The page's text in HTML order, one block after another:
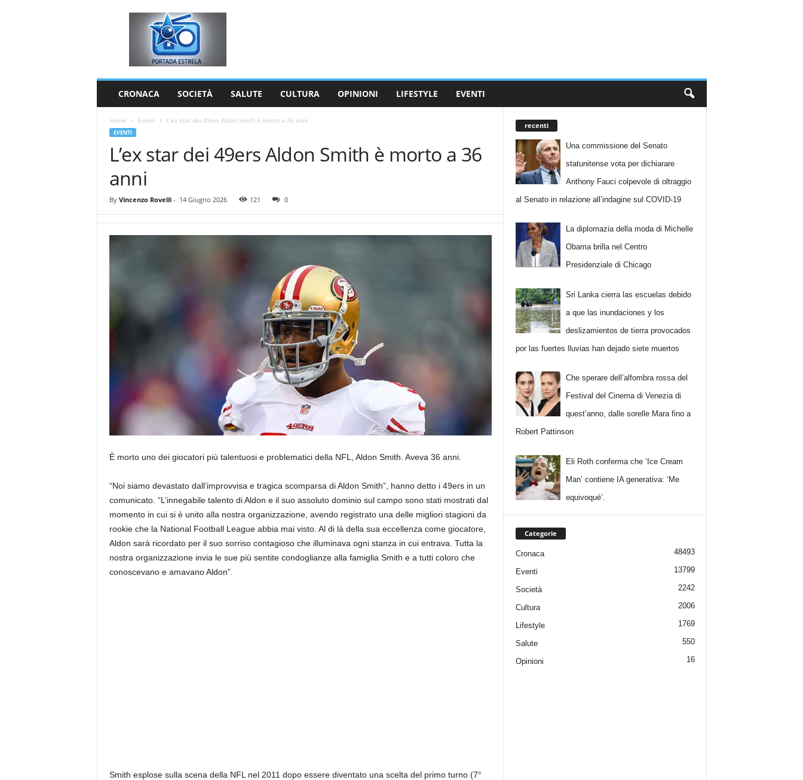
CRONACA SOCIETÀ SALUTE CULTURA OPINIONI LIFESTYLE EVENTI
Home Eventi L’ex star dei 49ers Aldon Smith è morto a 36 anni
EVENTI
L’ex star dei 49ers Aldon Smith è morto a 36
anni
By Vincenzo Rovelli- 14 Giugno 2026 121 0
È morto uno dei giocatori più talentuosi e problematici della NFL, Aldon Smith. Aveva 36 anni.
“Noi siamo devastato dall’improvvisa e tragica scomparsa di Aldon Smith”, hanno detto i 49ers in un
comunicato. “L’innegabile talento di Aldon e il suo assoluto dominio sul campo sono stati mostrati dal
momento in cui si è unito alla nostra organizzazione, avendo registrato una delle migliori stagioni da
rookie che la National Football League abbia mai visto. Al di là della sua eccellenza come giocatore,
Aldon sarà ricordato per il suo sorriso contagioso che illuminava ogni stanza in cui entrava. Tutta la
nostra organizzazione invia le sue più sentite condoglianze alla famiglia Smith e a tutti coloro che
conoscevano e amavano Aldon”.
Smith esplose sulla scena della NFL nel 2011 dopo essere diventato una scelta del primo turno (7°
recenti
Una commissione del Senato
statunitense vota per dichiarare
Anthony Fauci colpevole di oltraggio
al Senato in relazione all’indagine sul COVID-19
La diplomazia della moda di Michelle
Obama brilla nel Centro
Presidenziale di Chicago
Sri Lanka cierra las escuelas debido
a que las inundaciones y los
deslizamientos de tierra provocados
por las fuertes lluvias han dejado siete muertos
Che sperare dell’alfombra rossa del
Festival del Cinema di Venezia di
quest’anno, dalle sorelle Mara fino a
Robert Pattinson
Eli Roth conferma che ‘Ice Cream
Man’ contiene IA generativa: ‘Me
equivoqué’.
Categorie
Cronaca 48493
Eventi 13799
Società 2242
Cultura 2006
Lifestyle 1769
Salute 550
Opinioni 16